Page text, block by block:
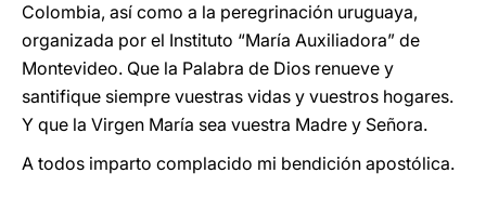
Colombia, así como a la peregrinación uruguaya,
organizada por el Instituto “María Auxiliadora” de
Montevideo. Que la Palabra de Dios renueve y
santifique siempre vuestras vidas y vuestros hogares.
Y que la Virgen María sea vuestra Madre y Señora.
A todos imparto complacido mi bendición apostólica.